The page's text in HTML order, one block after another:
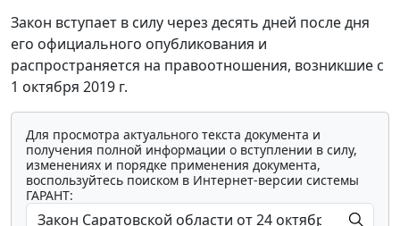
Закон вступает в силу через десять дней после дня
его официального опубликования и
распространяется на правоотношения, возникшие с
1 октября 2019 г.
Для просмотра актуального текста документа и
получения полной информации о вступлении в силу,
изменениях и порядке применения документа,
воспользуйтесь поиском в Интернет-версии системы
ГАРАНТ: